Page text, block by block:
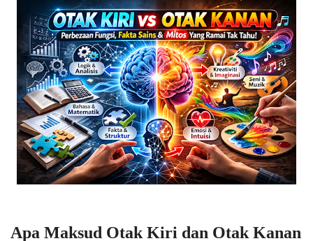
Apa Maksud Otak Kiri dan Otak Kanan